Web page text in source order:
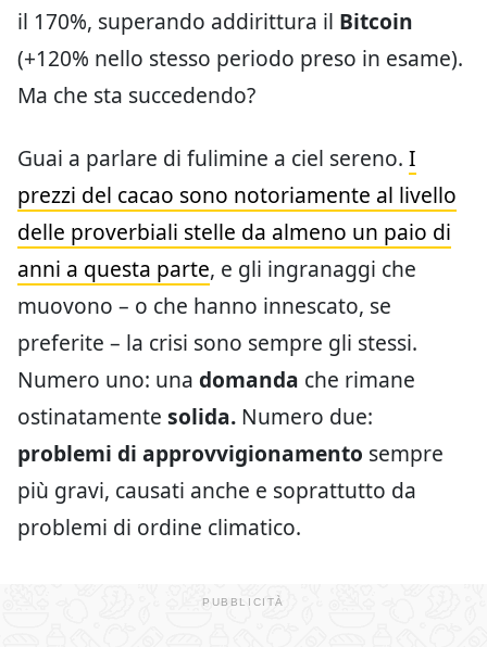
il 170%, superando addirittura il Bitcoin
(+120% nello stesso periodo preso in esame).
Ma che sta succedendo?
Guai a parlare di fulimine a ciel sereno. I
prezzi del cacao sono notoriamente al livello
delle proverbiali stelle da almeno un paio di
anni a questa parte, e gli ingranaggi che
muovono – o che hanno innescato, se
preferite – la crisi sono sempre gli stessi.
Numero uno: una domanda che rimane
ostinatamente solida. Numero due:
problemi di approvvigionamento sempre
più gravi, causati anche e soprattutto da
problemi di ordine climatico.